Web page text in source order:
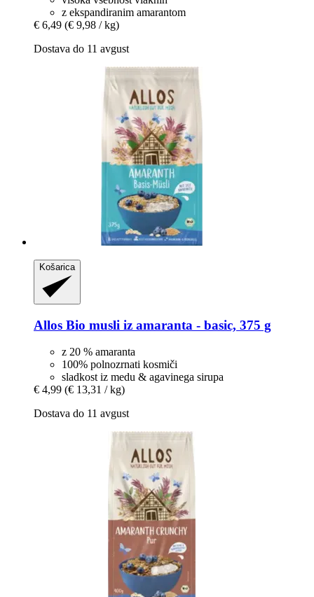
z ekspandiranim amarantom
€ 6,49 (€ 9,98 / kg)
Dostava do 11 avgust
Košarica
Allos Bio musli iz amaranta -​ basic, 375 g
z 20 % amaranta
100% polnozrnati kosmiči
sladkost iz medu & agavinega sirupa
€ 4,99 (€ 13,31 / kg)
Dostava do 11 avgust